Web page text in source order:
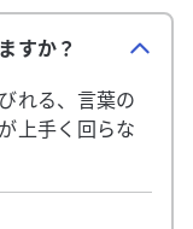
すか？
れる、言葉の
上手く回らな